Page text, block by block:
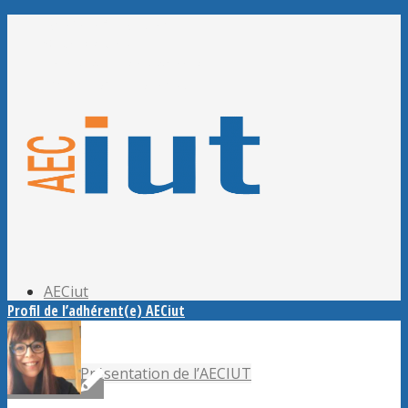
AECiut
Présentation de l’AECIUT
Profil de l’adhérent(e) AECiut